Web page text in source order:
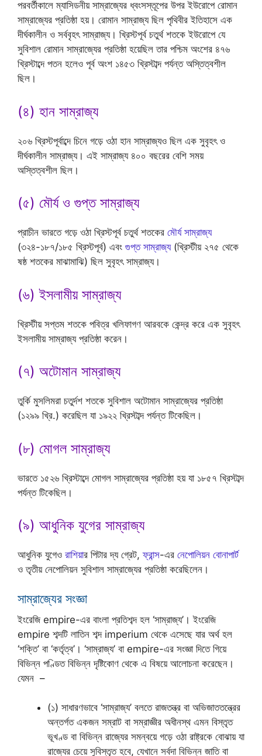
পরবর্তীকালে ম্যাসিডনীয় সাম্রাজ্যের ধ্বংসস্তূপের উপর ইউরোপে রোমান
সাম্রাজ্যের প্রতিষ্ঠা হয়। রোমান সাম্রাজ্য ছিল পৃথিবীর ইতিহাসে এক
দীর্ঘকালীন ও সর্ববৃহৎ সাম্রাজ্য। খ্রিস্টপূর্ব চতুর্থ শতকে ইউরোপে যে
সুবিশাল রোমান সাম্রাজ্যের প্রতিষ্ঠা হয়েছিল তার পশ্চিম অংশের ৪৭৬
খ্রিস্টাব্দে পতন হলেও পূর্ব অংশ ১৪৫৩ খ্রিস্টাব্দ পর্যন্ত অস্তিত্বশীল
ছিল।
(৪) হান সাম্রাজ্য
২০৬ খ্রিস্টপূর্বাব্দে চিনে গড়ে ওঠা হান সাম্রাজ্যও ছিল এক সুবৃহৎ ও
দীর্ঘকালীন সাম্রাজ্য। এই সাম্রাজ্য ৪০০ বছরের বেশি সময়
অস্তিত্বশীল ছিল।
(৫) মৌর্য ও গুপ্ত সাম্রাজ্য
প্রাচীন ভারতে গড়ে ওঠা খ্রিস্টপূর্ব চতুর্থ শতকের মৌর্য সাম্রাজ্য
(৩২৪-১৮৭/১৮৫ খ্রিস্টপূর্ব) এবং গুপ্ত সাম্রাজ্য(খ্রিস্টীয় ২৭৫ থেকে
ষষ্ঠ শতকের মাঝামাঝি) ছিল সুবৃহৎ সাম্রাজ্য।
(৬) ইসলামীয় সাম্রাজ্য
খ্রিস্টীয় সপ্তম শতকে পবিত্র খলিফাগণ আরবকে কেন্দ্র করে এক সুবৃহৎ
ইসলামীয় সাম্রাজ্য প্রতিষ্ঠা করেন।
(৭) অটোমান সাম্রাজ্য
তুর্কি মুসলিমরা চতুর্দশ শতকে সুবিশাল অটোমান সাম্রাজ্যের প্রতিষ্ঠা
(১২৯৯ খ্রি.) করেছিল যা ১৯২২ খ্রিস্টাব্দ পর্যন্ত টিকেছিল।
(৮) মোগল সাম্রাজ্য
ভারতে ১৫২৬ খ্রিস্টাব্দে মোগল সাম্রাজ্যের প্রতিষ্ঠা হয় যা ১৮৫৭ খ্রিস্টাব্দ
পর্যন্ত টিকেছিল।
(৯) আধুনিক যুগের সাম্রাজ্য
আধুনিক যুগেও রাশিয়ার পিটার দ্য গ্রেট,ফ্রান্স-এর নেপোলিয়ন বোনাপার্ট
ও তৃতীয় নেপোলিয়ন সুবিশাল সাম্রাজ্যের প্রতিষ্ঠা করেছিলেন।
সাম্রাজ্যের সংজ্ঞা
ইংরেজি empire-এর বাংলা প্রতিশব্দ হল ‘সাম্রাজ্য’। ইংরেজি
empire শব্দটি লাতিন শব্দ imperium থেকে এসেছে যার অর্থ হল
‘শক্তি’ বা ‘কর্তৃত্ব’। ‘সাম্রাজ্য’ বা empire-এর সংজ্ঞা দিতে গিয়ে
বিভিন্ন পণ্ডিত বিভিন্ন দৃষ্টিকোণ থেকে এ বিষয়ে আলোচনা করেছেন।
যেমন –
(১) সাধারণভাবে ‘সাম্রাজ্য’ বলতে রাজতন্ত্র বা অভিজাততন্ত্রের
অন্তর্গত একজন সম্রাট বা সম্রাজ্ঞীর অধীনস্থ এমন বিস্তৃত
ভূখণ্ড বা বিভিন্ন রাজ্যের সমন্বয়ে গড়ে ওঠা রাষ্ট্রকে বোঝায় যা
রাজ্যের চেয়ে সুবিস্তৃত হবে, যেখানে সর্বদা বিভিন্ন জাতি বা